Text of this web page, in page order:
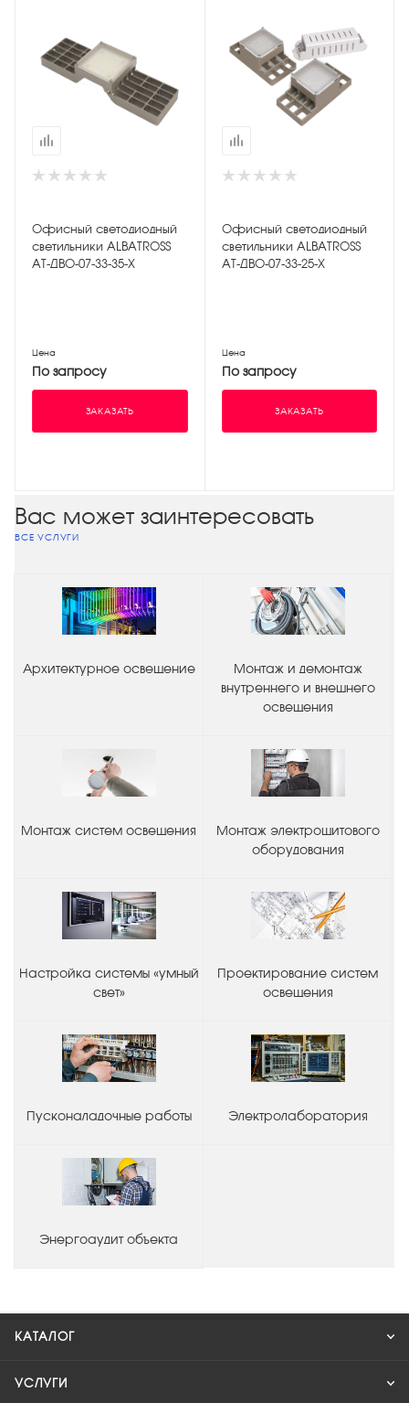
Офисный светодиодный
светильники АLBATROSS
АТ-ДВО-07-33-35-Х
Цена
По запросу
ЗАКАЗАТЬ
Офисный светодиодный
светильники АLBATROSS
АТ-ДВО-07-33-25-Х
Цена
По запросу
ЗАКАЗАТЬ
Вас может заинтересовать
ВСЕ УСЛУГИ
Архитектурное освещение
Монтаж и демонтаж
внутреннего и внешнего
освещения
Монтаж систем освещения
Монтаж электрощитового
оборудования
Настройка системы «умный
свет»
Проектирование систем
освещения
Пусконаладочные работы Электролаборатория
Энергоаудит объекта
КАТАЛОГ
УСЛУГИ